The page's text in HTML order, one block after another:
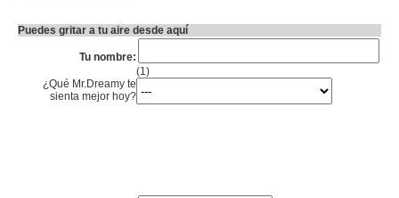
Puedes gritar a tu aire desde aquí
Tu nombre:
(1)
¿Qué Mr.Dreamy te
sienta mejor hoy?